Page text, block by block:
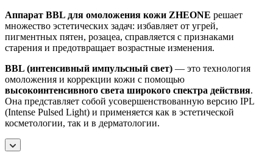
Аппарат BBL для омоложения кожи ZHEONE решает
множество эстетических задач: избавляет от угрей,
пигментных пятен, розацеа, справляется с признаками
старения и предотвращает возрастные изменения.
BBL (интенсивный импульсный свет) — это технология
омоложения и коррекции кожи с помощью
высокоинтенсивного света широкого спектра действия.
Она представляет собой усовершенствованную версию IPL
(Intense Pulsed Light) и применяется как в эстетической
косметологии, так и в дерматологии.